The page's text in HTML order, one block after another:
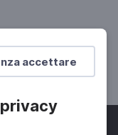
accettare
2°